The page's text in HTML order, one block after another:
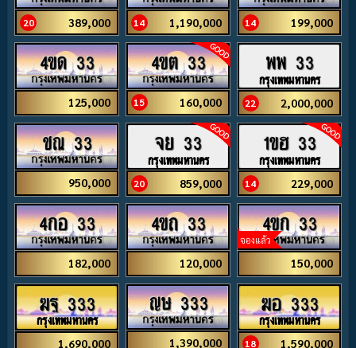
20 389,000 14 1,190,000 14 199,000
4ขด 33
125,000
4ขต 33
15 160,000
พพ 33
กรุงเทพมหานคร
22 2,000,000
ชณ 33
950,000
จย 33
กรุงเทพมหานคร
20 859,000
1ขฮ 33
กรุงเทพมหานคร
14 229,000
4กอ 33
182,000
4ขถ 33
120,000
4ขก 33
จองแล้ว
150,000
ฆฐ 333
กรุงเทพมหานคร
1,690,000
ญษ 333
1,390,000
ฆอ 333
กรุงเทพมหานคร
18 1,590,000